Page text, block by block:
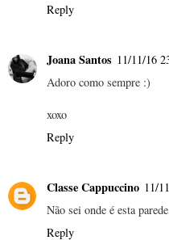
Reply
Joana Santos 11/11/16
Adoro como sempre :)
xoxo
Reply
Classe Cappuccino 11/
Não sei onde é esta
Reply